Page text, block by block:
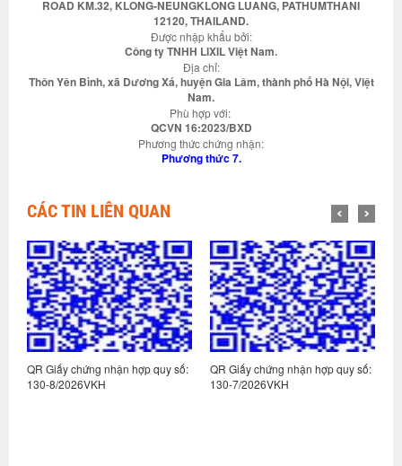
ROAD KM.32, KLONG-NEUNGKLONG LUANG, PATHUMTHANI
12120, THAILAND.
Được nhập khẩu bởi:
Công ty TNHH LIXIL Việt Nam.
Địa chỉ:
Thôn Yên Bình, xã Dương Xá, huyện Gia Lâm, thành phố Hà Nội, Việt
Nam.
Phù hợp với:
QCVN 16:2023/BXD
Phương thức chứng nhận:
Phương thức 7.
CÁC TIN LIÊN QUAN
QR Giấy chứng nhận hợp quy số:
130-8/2026VKH
QR Giấy chứng nhận hợp quy số:
130-7/2026VKH